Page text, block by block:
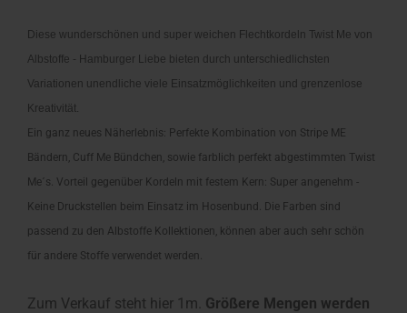
Diese wunderschönen und super weichen Flechtkordeln Twist Me von
Albstoffe - Hamburger Liebe bieten durch unterschiedlichsten
Variationen unendliche viele Einsatzmöglichkeiten und grenzenlose
Kreativität.
Ein ganz neues Näherlebnis: Perfekte Kombination von Stripe ME
Bändern, Cuff Me Bündchen, sowie farblich perfekt abgestimmten Twist
Me´s. Vorteil gegenüber Kordeln mit festem Kern: Super angenehm -
Keine Druckstellen beim Einsatz im Hosenbund. Die Farben sind
passend zu den Albstoffe Kollektionen, können aber auch sehr schön
für andere Stoffe verwendet werden.
Zum Verkauf steht hier 1m. Größere Mengen werden